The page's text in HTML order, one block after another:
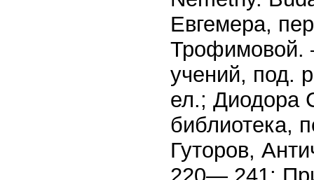
Евгемера,
Трофимовой.
учений, под.
ел.; Диодора
библиотека,
Гуторов,